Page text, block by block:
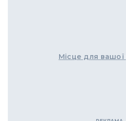
Місце для